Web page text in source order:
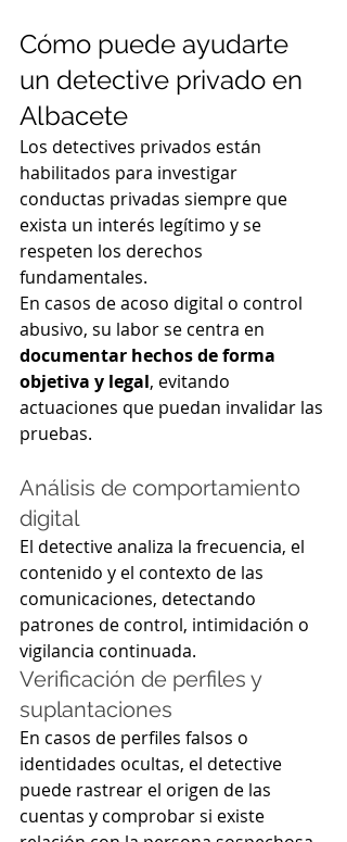
Cómo puede ayudarte
un detective privado en
Albacete
Los detectives privados están
habilitados para investigar
conductas privadas siempre que
exista un interés legítimo y se
respeten los derechos
fundamentales.
En casos de acoso digital o control
abusivo, su labor se centra en
documentar hechos de forma
objetiva y legal, evitando
actuaciones que puedan invalidar las
pruebas.
Análisis de comportamiento
digital
El detective analiza la frecuencia, el
contenido y el contexto de las
comunicaciones, detectando
patrones de control, intimidación o
vigilancia continuada.
Verificación de perfiles y
suplantaciones
En casos de perfiles falsos o
identidades ocultas, el detective
puede rastrear el origen de las
cuentas y comprobar si existe